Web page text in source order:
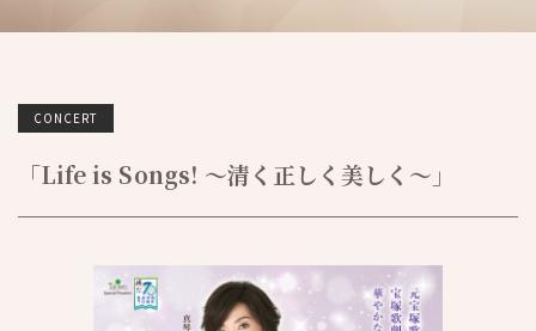
CONCERT
「Life is Songs! ～清く正しく美しく～」